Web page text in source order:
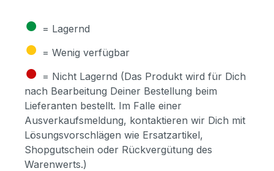
● = Lagernd
● = Wenig verfügbar
● = Nicht Lagernd (Das Produkt wird für Dich
nach Bearbeitung Deiner Bestellung beim
Lieferanten bestellt. Im Falle einer
Ausverkaufsmeldung, kontaktieren wir Dich mit
Lösungsvorschlägen wie Ersatzartikel,
Shopgutschein oder Rückvergütung des
Warenwerts.)